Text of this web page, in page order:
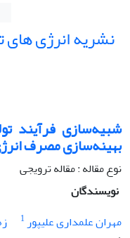
نشریه انرژی های
شبیه‌سازی فرآیند
بهینه‌سازی مصرف
نوع مقاله : مقاله ترویجی
نویسندگان
مهران علمداری علیپور1